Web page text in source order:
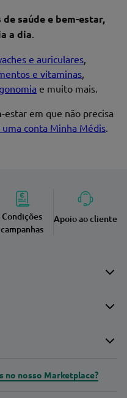
saúde e bem-estar,
a dia.
e auriculares,
e vitaminas,
e muito mais.
estar em que não precisa
uma conta Minha Médis.
Condições
campanhas
Apoio ao cliente
no nosso Marketplace?